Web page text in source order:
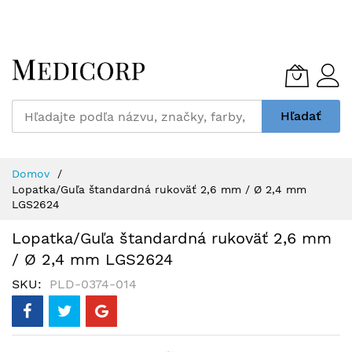
to
Content
Hľadať
Domov
Lopatka/Guľa štandardná rukoväť 2,6 mm / Ø 2,4 mm
LGS2624
Lopatka/Guľa štandardná rukoväť 2,6 mm
/ Ø 2,4 mm LGS2624
SKU PLD-0374-014